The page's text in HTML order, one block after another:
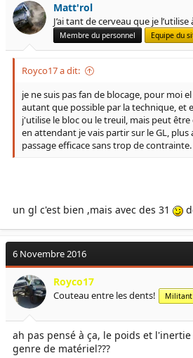
Matt'rol
J’ai tant de cerveau que je l’utilise
Membre du personnel Equipe du
Royco17 a dit:
je ne suis pas fan de blocage, pour moi
autant que possible par la technique, et
j'utilise le bloc ou le treuil, mais peut
en attendant je vais partir sur le GL,
passage efficace sans trop de contrainte.
un gl c'est bien ,mais avec des 31
6 Novembre 2016
Royco17
Couteau entre les dents!
ah pas pensé à ça, le poids et
genre de matériel???